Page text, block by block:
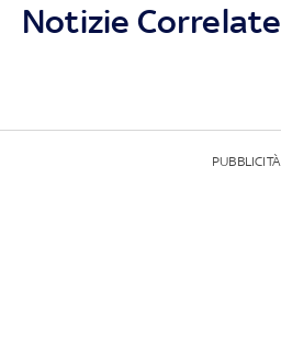
Notizie Correlate
PUBBLICITÀ